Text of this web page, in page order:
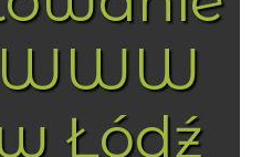
Łódź